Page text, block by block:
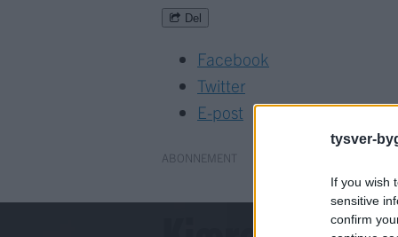
tysver-
If you wish
sensitive
confirm
Del
Facebook
Twitter
E-post
ABONNEMENT